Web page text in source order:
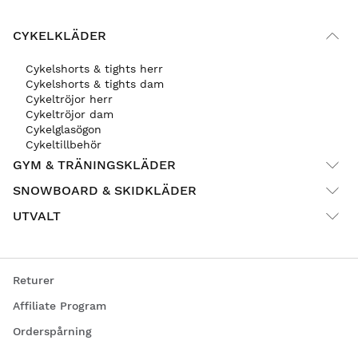
CYKELKLÄDER
Cykelshorts & tights herr
Cykelshorts & tights dam
Cykeltröjor herr
Cykeltröjor dam
Cykelglasögon
Cykeltillbehör
GYM & TRÄNINGSKLÄDER
SNOWBOARD & SKIDKLÄDER
UTVALT
Returer
Affiliate Program
Orderspårning